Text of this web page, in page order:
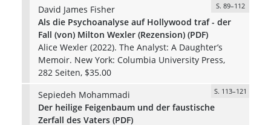
David James Fisher
S. 89–112
Als die Psychoanalyse auf Hollywood traf - der
Fall (von) Milton Wexler (Rezension) (PDF)
Alice Wexler (2022). The Analyst: A Daughter’s
Memoir. New York: Columbia University Press,
282 Seiten, $35.00
Sepiedeh Mohammadi
S. 113–121
Der heilige Feigenbaum und der faustische
Zerfall des Vaters (PDF)